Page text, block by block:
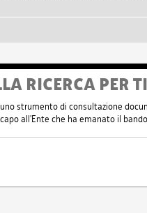
RICERCA PER
strumento di consultazione
all'Ente che ha emanato il